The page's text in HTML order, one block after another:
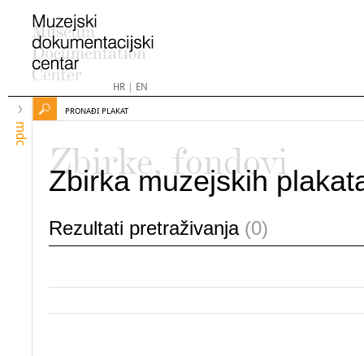
HR| EN
mdc
PRONAĐI PLAKAT
Zbirke, fondovi
Zbirka muzejskih
Rezultati pretraživanja (0)